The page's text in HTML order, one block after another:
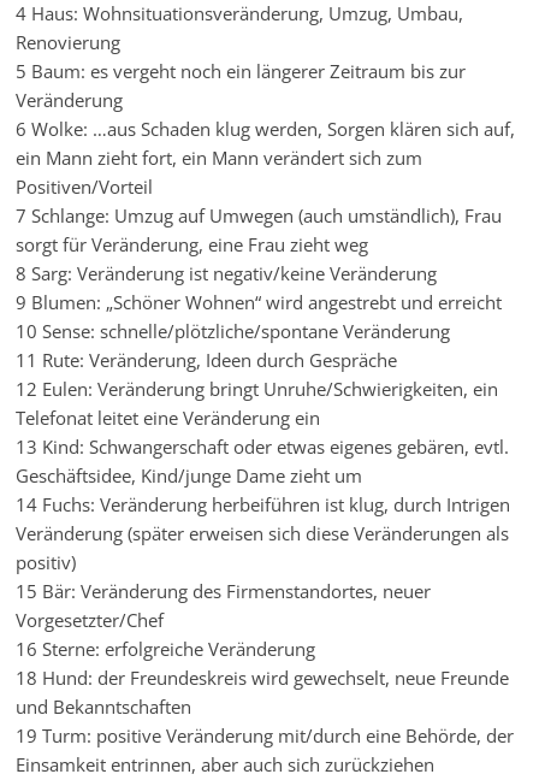
4 Haus: Wohnsituationsveränderung, Umzug, Umbau,
Renovierung
5 Baum: es vergeht noch ein längerer Zeitraum bis zur
Veränderung
6 Wolke: …aus Schaden klug werden, Sorgen klären sich auf,
ein Mann zieht fort, ein Mann verändert sich zum
Positiven/Vorteil
7 Schlange: Umzug auf Umwegen (auch umständlich), Frau
sorgt für Veränderung, eine Frau zieht weg
8 Sarg: Veränderung ist negativ/keine Veränderung
9 Blumen: „Schöner Wohnen“ wird angestrebt und erreicht
10 Sense: schnelle/plötzliche/spontane Veränderung
11 Rute: Veränderung, Ideen durch Gespräche
12 Eulen: Veränderung bringt Unruhe/Schwierigkeiten, ein
Telefonat leitet eine Veränderung ein
13 Kind: Schwangerschaft oder etwas eigenes gebären, evtl.
Geschäftsidee, Kind/junge Dame zieht um
14 Fuchs: Veränderung herbeiführen ist klug, durch Intrigen
Veränderung (später erweisen sich diese Veränderungen als
positiv)
15 Bär: Veränderung des Firmenstandortes, neuer
Vorgesetzter/Chef
16 Sterne: erfolgreiche Veränderung
18 Hund: der Freundeskreis wird gewechselt, neue Freunde
und Bekanntschaften
19 Turm: positive Veränderung mit/durch eine Behörde, der
Einsamkeit entrinnen, aber auch sich zurückziehen